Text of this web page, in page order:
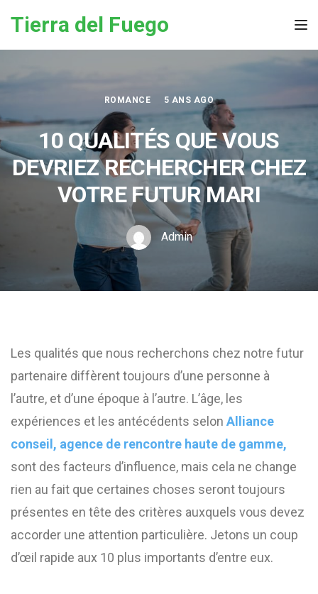
Tierra del Fuego
ROMANCE 5 ANS AGO
10 QUALITÉS QUE VOUS
DEVRIEZ RECHERCHER CHEZ
VOTRE FUTUR MARI
Admin
Les qualités que nous recherchons chez notre futur
partenaire diffèrent toujours d’une personne à
l’autre, et d’une époque à l’autre. L’âge, les
expériences et les antécédents selon Alliance
conseil, agence de rencontre haute de gamme,
sont des facteurs d’influence, mais cela ne change
rien au fait que certaines choses seront toujours
présentes en tête des critères auxquels vous devez
accorder une attention particulière. Jetons un coup
d’œil rapide aux 10 plus importants d’entre eux.